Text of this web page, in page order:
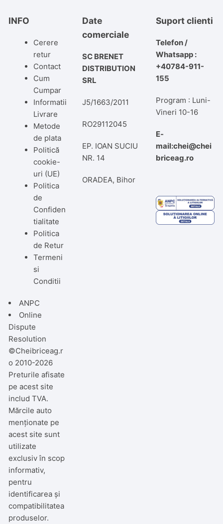
INFO
Cerere
retur
Contact
Cum
Cumpar
Informatii
Livrare
Metode
de plata
Politică
cookie-
uri (UE)
Politica
de
Confiden
tialitate
Politica
de Retur
Termeni
si
Conditii
ANPC
Online
Dispute
Resolution
Date
comerciale
SC BRENET
DISTRIBUTION
SRL
J5/1663/2011
RO29112045
EP. IOAN SUCIU
NR. 14
ORADEA, Bihor
Suport clienti
Telefon /
Whatsapp :
+40784-911-
155
Program : Luni-
Vineri 10-16
E-
mail:chei@chei
briceag.ro
©Cheibriceag.r
o 2010-2026
Preturile afisate
pe acest site
includ TVA.
Mărcile auto
menționate pe
acest site sunt
utilizate
exclusiv în scop
informativ,
pentru
identificarea și
compatibilitatea
produselor.